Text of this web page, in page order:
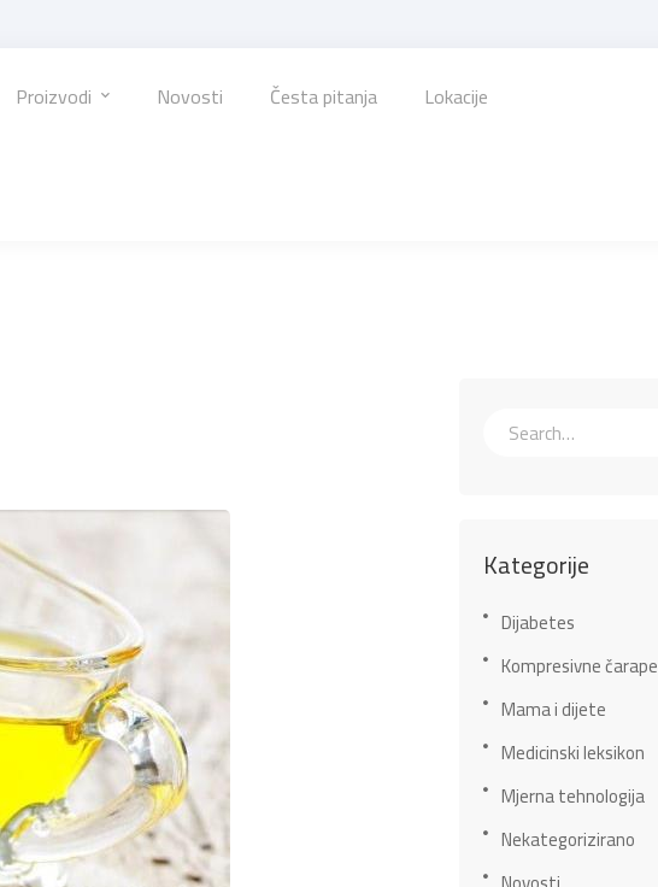
Proizvodi Novosti Česta pitanja Lokacije
Kategorije
Dijabetes
Kompresivne čarape
Mama i dijete
Medicinski leksikon
Mjerna tehnologija
Nekategorizirano